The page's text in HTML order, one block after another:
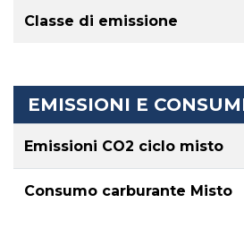
Classe di emissione
EMISSIONI E
Emissioni CO2 ciclo misto
Consumo carburante Misto